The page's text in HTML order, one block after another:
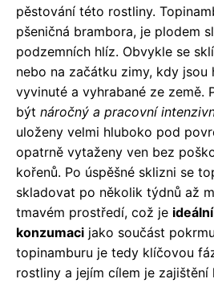
pěstování této rostliny.
pšeničná brambora, je plodem
podzemních hlíz. Obvykle se
nebo na začátku zimy, kdy
vyvinuté a vyhrabané ze země.
být náročný a pracovní
uloženy velmi hluboko pod
opatrně vytaženy ven bez
kořenů. Po úspěšné sklizni se
skladovat po několik týdnů až
tmavém prostředí, což je
konzumaci jako součást
topinamburu je tedy klíčovou
rostliny a jejím cílem je